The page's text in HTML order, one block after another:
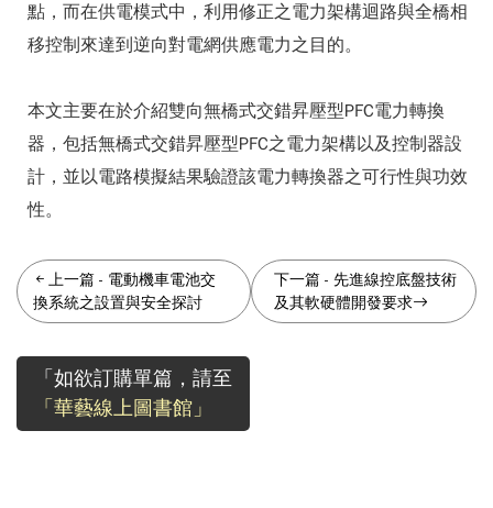
點，而在供電模式中，利用修正之電力架構迴路與全橋相
移控制來達到逆向對電網供應電力之目的。
本文主要在於介紹雙向無橋式交錯昇壓型PFC電力轉換
器，包括無橋式交錯昇壓型PFC之電力架構以及控制器設
計，並以電路模擬結果驗證該電力轉換器之可行性與功效
性。
上一篇 - 電動機車電池交
換系統之設置與安全探討
下一篇- 先進線控底盤技術
及其軟硬體開發要求
「如欲訂購單篇，請至
「華藝線上圖書館」